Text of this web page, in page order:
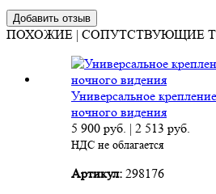
ПОХОЖИЕ | СОПУТСТВУЮЩИЕ
Универсальное
ночного видения
5 900 руб. | 2 513 руб.
НДС не облагается
Артикул: 298176